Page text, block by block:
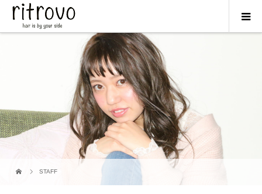
STAFF